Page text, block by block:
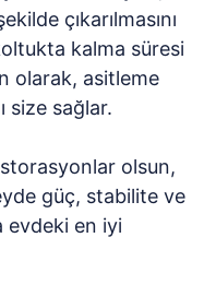
çıkarılmasını
kalma süresi
olarak, asitleme
size sağlar.
olsun,
güç, stabilite ve
evdeki en iyi